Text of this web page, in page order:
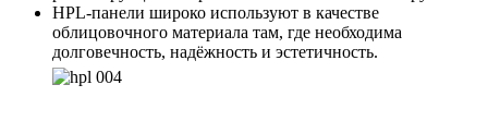
HPL-панели широко используют в качестве
облицовочного материала там, где необходима
долговечность, надёжность и эстетичность.